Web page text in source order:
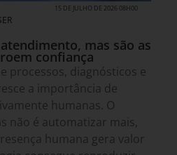
15 DE JULHO DE 2026 08H00
mas são as
confiança
processos, diagnósticos e
a importância de
humanas. O
não é automatizar mais,
humana gera valor